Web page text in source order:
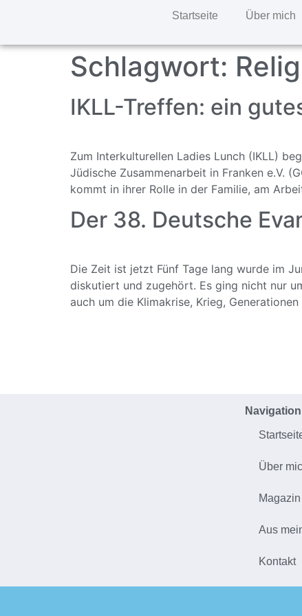
Startseite Über mich
Schlagwort:
IKLL-Treffen: ein
Zum Interkulturellen Ladies Lunch (IKLL)
Jüdische Zusammenarbeit in Franken e.V.
kommt in ihrer Rolle in der Familie, am
Der 38. Deutsche
Die Zeit ist jetzt Fünf Tage lang wurde im
diskutiert und zugehört. Es ging nicht nur
auch um die Klimakrise, Krieg,
Über
Magazin
Aus
Kontakt